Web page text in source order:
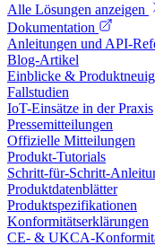
Alle Lösungen anzeigen
Dokumentation
Anleitungen und API-
Blog-Artikel
Einblicke &
Fallstudien
IoT-Einsätze in der Praxis
Pressemitteilungen
Offizielle Mitteilungen
Produkt-Tutorials
Schritt-für-Schritt-
Produktdatenblätter
Produktspezifikationen
Konformitätserklärungen
CE- & UKCA-